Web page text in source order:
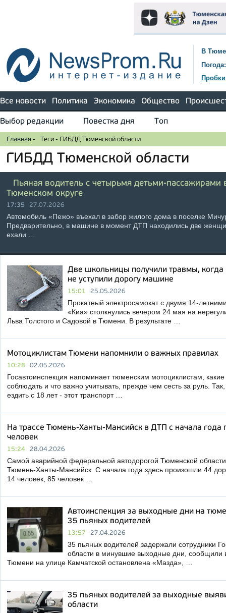
В
Погода:
Все новости Политика Экономика Общество
Выбор редакции Повестка дня Топ
Главная - Теги - ГИБДД Тюменской области
ГИБДД Тюменской области
Пьяная водитель с четырьмя детьми-пассажирами
Тюменском округе
17:35 27.07.2026
Автомобиль «Пежо» въехал в забор жилого дома в поселке
Предварительно, в машине в момент ДТП находились две
ехали …
Две школьницы получили травмы, когда
не уступили дорогу машине
15:01 25.05.2026
Прокатный электросамокат с двумя 14-
«Киа» столкнулись вечером 24 мая на
Льва Толстого и Садовой в Тюмени. В результате …
Мотоциклистам Тюмени напомнили о важных правилах
10:28 02.05.2026
Госавтоинспекция напоминает тюменским мотоциклистам,
соблюдать и что важно учитывать, прежде чем сесть за руль.
ездить с 18 лет - этот транспорт …
На трассе Тюмень-Ханты-Мансийск в ДТП с начала года
человек
15:24 28.04.2026
Самой аварийной федеральной автодорогой Тюменской области
Тюмень-Ханты-Мансийск. С начала года здесь произошли 44
14 человек, 85 человек …
Автоинспекция за выходные дни на
35 пьяных водителей
13:57 27.04.2026
35 пьяных водителей задержали сотрудники
области в минувшие выходные дни,
Тюмени на улице Камчатской остановлена «Мазда», …
35 пьяных водителей за выходные
области